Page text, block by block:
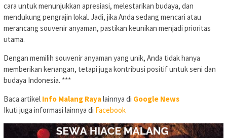
cara untuk menunjukkan apresiasi, melestarikan budaya, dan
mendukung pengrajin lokal. Jadi, jika Anda sedang mencari atau
merancang souvenir anyaman, pastikan keunikan menjadi prioritas
utama.
Dengan memilih souvenir anyaman yang unik, Anda tidak hanya
memberikan kenangan, tetapi juga kontribusi positif untuk seni dan
budaya Indonesia. ***
Baca artikel Info Malang Rayalainnya di Google News
Ikuti juga informasi lainnya di Facebook